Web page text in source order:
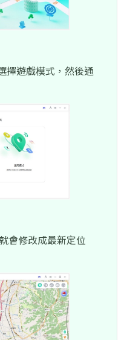
擇遊戲模式，然後通
會修改成最新定位